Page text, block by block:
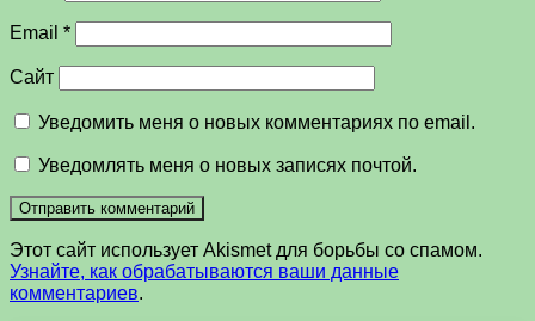
Email *
Сайт
Уведомить меня о новых комментариях по email.
Уведомлять меня о новых записях почтой.
Этот сайт использует Akismet для борьбы со спамом.
Узнайте, как обрабатываются ваши данные
комментариев.